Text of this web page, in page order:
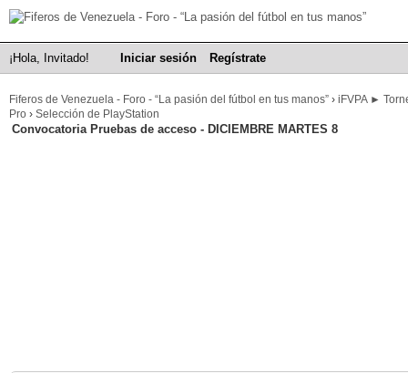
¡Hola, Invitado! Iniciar sesión Regístrate
Fiferos de Venezuela - Foro - “La pasión del fútbol en tus manos” › iFVPA ►
Pro › Selección de PlayStation
Convocatoria Pruebas de acceso - DICIEMBRE MARTES 8